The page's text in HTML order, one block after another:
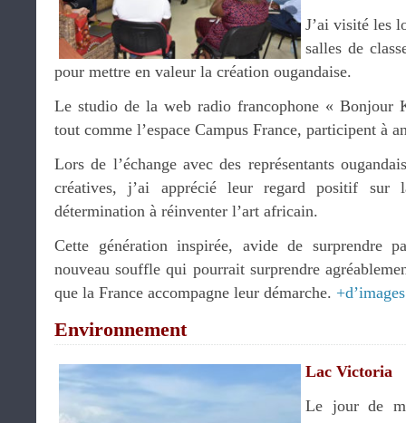
J’ai visité les
salles de
pour mettre en valeur la création ougandaise.
Le studio de la web radio francophone « Bonjour
tout comme l’espace Campus France, participent à
Lors de l’échange avec des représentants
créatives, j’ai apprécié leur regard positif sur
détermination à réinventer l’art africain.
Cette génération inspirée, avide de surprendre
nouveau souffle qui pourrait surprendre
que la France accompagne leur démarche. +d’images
Environnement
Lac Victoria
Le jour de